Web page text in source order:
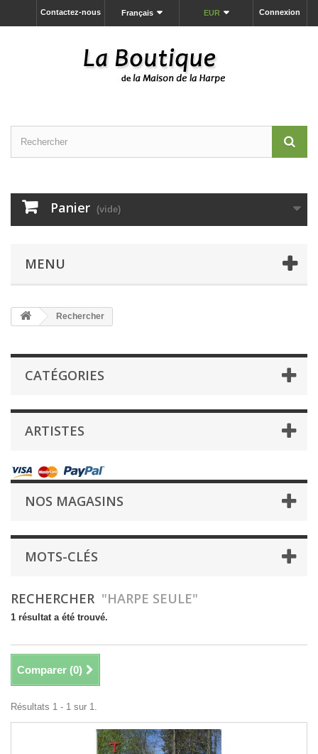
Connexion
EUR
Français
Contactez-nous
Panier (vide)
MENU
Rechercher
CATÉGORIES
ARTISTES
NOS MAGASINS
MOTS-CLÉS
RECHERCHER "HARPE SEULE"
1 résultat a été trouvé.
Comparer (0)
Résultats 1 - 1 sur 1.